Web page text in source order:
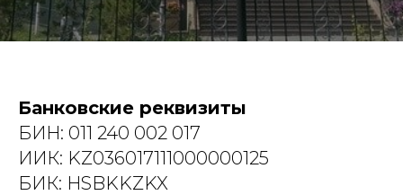
Банковские реквизиты
БИН: 011 240 002 017
ИИК: KZ036017111000000125
БИК: HSBKKZKX